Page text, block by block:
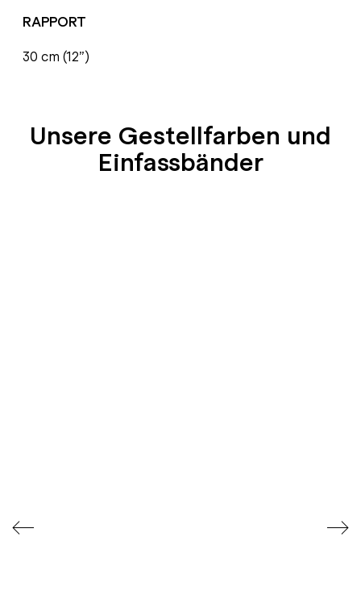
RAPPORT
30 cm (12”)
Unsere Gestellfarben und
Einfassbänder